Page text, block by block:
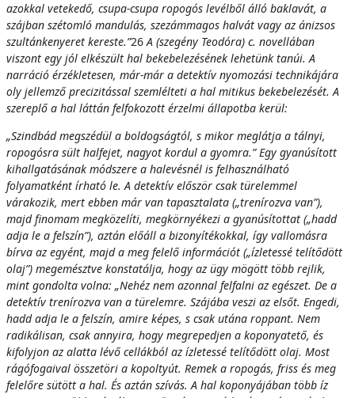
azokkal vetekedő, csupa-csupa ropogós levélből álló baklavát, a
szájban szétomló mandulás, szezámmagos halvát vagy az ánizsos
szultánkenyeret kereste.”26A (szegény Teodóra) c. novellában
viszont egy jól elkészült hal bekebelezésének lehetünk tanúi. A
narráció érzékletesen, már-már a detektív nyomozási technikájára
oly jellemző precizitással szemlélteti a hal mitikus bekebelezését. A
szereplő a hal láttán felfokozott érzelmi állapotba kerül:
„Szindbád megszédül a boldogságtól, s mikor meglátja a tálnyi,
ropogósra sült halfejet, nagyot kordul a gyomra.” Egy gyanúsított
kihallgatásának módszere a halevésnél is felhasználható
folyamatként írható le. A detektív először csak türelemmel
várakozik, mert ebben már van tapasztalata („trenírozva van”),
majd finomam megközelíti, megkörnyékezi a gyanúsítottat („hadd
adja le a felszín”), aztán előáll a bizonyítékokkal, így vallomásra
bírva az egyént, majd a meg felelő információt („ízletessé telítődött
olaj”) megemésztve konstatálja, hogy az ügy mögött több rejlik,
mint gondolta volna: „Nehéz nem azonnal felfalni az egészet. De a
detektív trenírozva van a türelemre. Szájába veszi az elsőt. Engedi,
hadd adja le a felszín, amire képes, s csak utána roppant. Nem
radikálisan, csak annyira, hogy megrepedjen a koponyatető, és
kifolyjon az alatta lévő cellákból az ízletessé telítődött olaj. Most
rágófogaival összetöri a kopoltyút. Remek a ropogás, friss és meg
felelőre sütött a hal. És aztán szívás. A hal koponyájában több íz